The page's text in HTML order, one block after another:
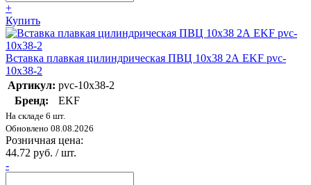
+
Купить
Вставка плавкая цилиндрическая ПВЦ 10х38 2А EKF pvc-
10x38-2
Артикул: pvc-10x38-2
Бренд:
EKF
На складе 6 шт.
Обновлено 08.08.2026
Розничная цена:
44.72 руб. / шт.
-